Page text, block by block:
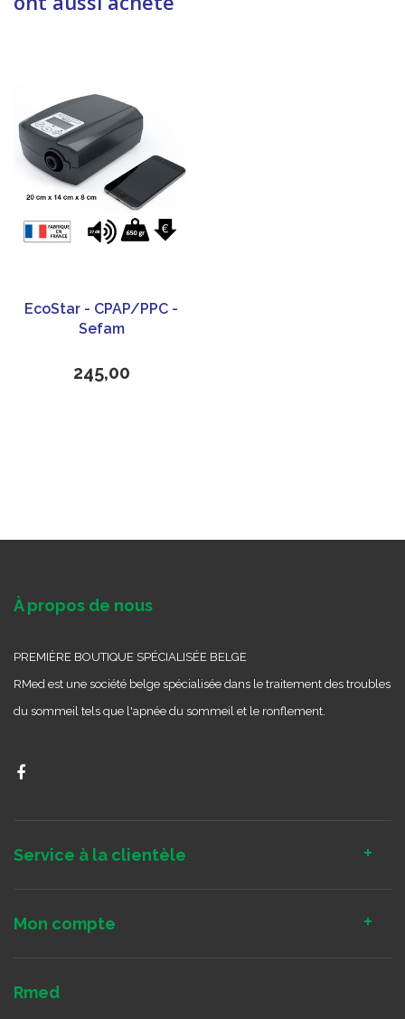
EcoStar - CPAP/PPC -
Sefam
245,00
À propos de nous
PREMIÈRE BOUTIQUE SPÉCIALISÉE BELGE
RMed est une société belge spécialisée dans le traitement des troubles
du sommeil tels que l'apnée du sommeil et le ronflement.
Service à la clientèle
Mon compte
Rmed